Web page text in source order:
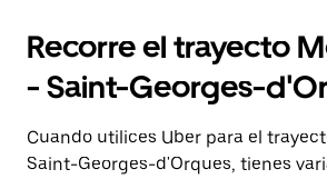
Recorre el trayecto
- Saint-Georges-
Cuando utilices Uber para el
Saint-Georges-d'Orques, tienes